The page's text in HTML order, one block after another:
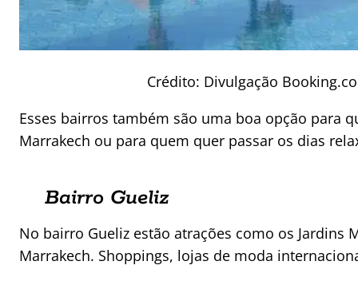
Crédito: Divulgação
Esses bairros também são uma boa opção para
Marrakech ou para quem quer passar os dias
Bairro Gueliz
No bairro Gueliz estão atrações como os Jardins
Marrakech. Shoppings, lojas de moda